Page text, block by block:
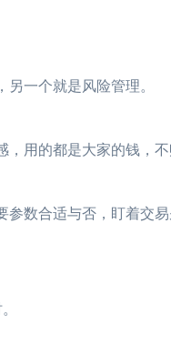
一个就是风险管理。
，用的都是大家的钱，
参数合适与否，盯着交